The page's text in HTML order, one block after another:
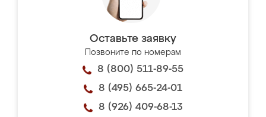
Оставьте заявку
Позвоните по номерам
8 (800) 511-89-55
8 (495) 665-24-01
8 (926) 409-68-13